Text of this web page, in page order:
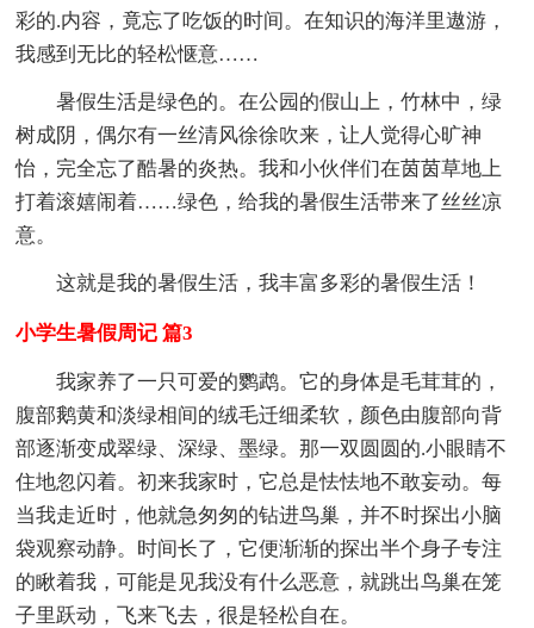
彩的.内容，竟忘了吃饭的时间。在知识的海洋里遨游，
我感到无比的轻松惬意……
暑假生活是绿色的。在公园的假山上，竹林中，绿
树成阴，偶尔有一丝清风徐徐吹来，让人觉得心旷神
怡，完全忘了酷暑的炎热。我和小伙伴们在茵茵草地上
打着滚嬉闹着……绿色，给我的暑假生活带来了丝丝凉
意。
这就是我的暑假生活，我丰富多彩的暑假生活！
小学生暑假周记 篇3
我家养了一只可爱的鹦鹉。它的身体是毛茸茸的，
腹部鹅黄和淡绿相间的绒毛迁细柔软，颜色由腹部向背
部逐渐变成翠绿、深绿、墨绿。那一双圆圆的.小眼睛不
住地忽闪着。初来我家时，它总是怯怯地不敢妄动。每
当我走近时，他就急匆匆的钻进鸟巢，并不时探出小脑
袋观察动静。时间长了，它便渐渐的探出半个身子专注
的瞅着我，可能是见我没有什么恶意，就跳出鸟巢在笼
子里跃动，飞来飞去，很是轻松自在。